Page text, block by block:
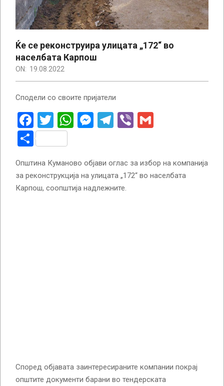
Ќе се реконструира улицата „172“ во
населбата Карпош
ON: 19.08.2022
Сподели со своите пријатели
Facebook
Twitter
WhatsApp
Messenger
Telegram
Viber
Share
Општина Куманово објави оглас за избор на компанија
за реконструкција на улицата „172“ во населбата
Карпош, соопштија надлежните.
Според објавата заинтересираните компании покрај
општите документи барани во тендерската